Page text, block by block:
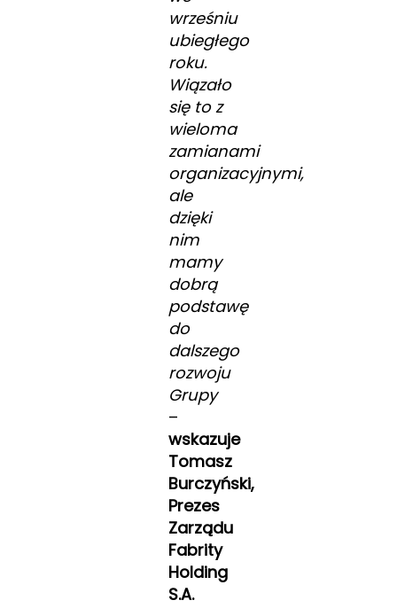
wrześniu
ubiegłego
roku.
Wiązało
się to z
wieloma
zamianami
organizacyjnymi,
ale
dzięki
nim
mamy
dobrą
podstawę
do
dalszego
rozwoju
Grupy
–
wskazuje
Tomasz
Burczyński,
Prezes
Zarządu
Fabrity
Holding
S.A.